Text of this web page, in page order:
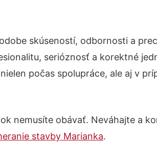
skúseností, odbornosti a
serióznosť a korektné
počas spolupráce, ale aj v
nemusíte obávať. Neváhajte a
stavby Marianka.